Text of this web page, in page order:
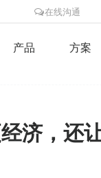
在线沟通
产品 方案
济，还